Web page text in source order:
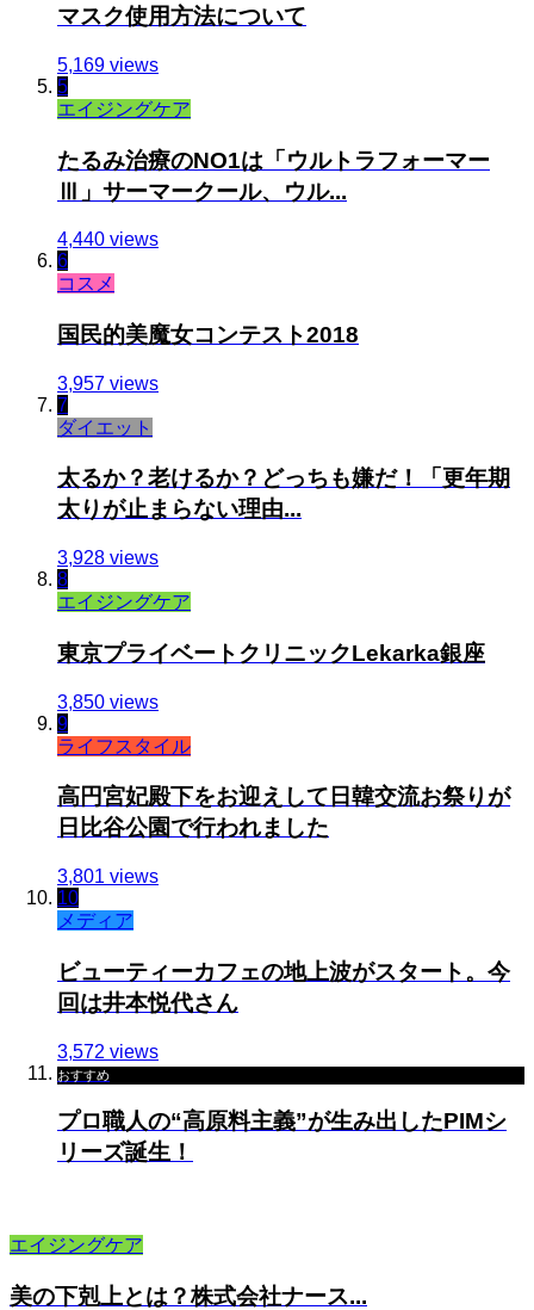
マスク使用方法について
5,169 views
5
エイジングケア
たるみ治療のNO1は「ウルトラフォーマー
Ⅲ」サーマークール、ウル...
4,440 views
6
コスメ
国民的美魔女コンテスト2018
3,957 views
7
ダイエット
太るか？老けるか？どっちも嫌だ！「更年期
太りが止まらない理由...
3,928 views
8
エイジングケア
東京プライベートクリニックLekarka銀座
3,850 views
9
ライフスタイル
高円宮妃殿下をお迎えして日韓交流お祭りが
日比谷公園で行われました
3,801 views
10
メディア
ビューティーカフェの地上波がスタート。今
回は井本悦代さん
3,572 views
おすすめ
プロ職人の“高原料主義”が生み出したPIMシ
リーズ誕生！
エイジングケア
美の下剋上とは？株式会社ナース...